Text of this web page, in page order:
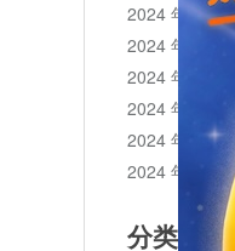
2024 年 10 月
2024 年 9 月
2024 年 8 月
2024 年 7 月
2024 年 6 月
2024 年 5 月
分类目录